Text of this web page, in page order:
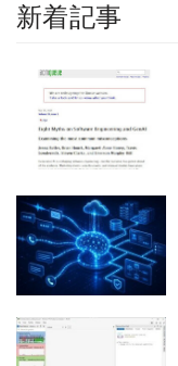
新着記事